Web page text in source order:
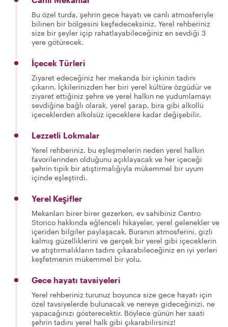
Bu özel turda, şehrin gece hayatı ve canlı atmosferiyle
bilinen bir bölgesini keşfedeceksiniz. Yerel rehberiniz
size bir şeyler içip rahatlayabileceğiniz en sevdiği 3
yere götürecek.
İçecek Türleri
Ziyaret edeceğiniz her mekanda bir içkinin tadını
çıkarın. İçkilerinizden her biri yerel kültüre özgüdür ve
ziyaret ettiğiniz şehre ve yerel halkın ne yudumlamayı
sevdiğine bağlı olarak, yerel şarap, bira gibi alkollü
içeceklerden alkolsüz içeceklere kadar değişebilir.
Lezzetli Lokmalar
Yerel rehberiniz, bu eşleşmelerin neden yerel halkın
favorilerinden olduğunu açıklayacak ve her içeceği
şehrin tipik bir atıştırmalığıyla mükemmel bir uyum
içinde eşleştirdi.
Yerel Keşifler
Mekanları birer birer gezerken, ev sahibiniz Centro
Storico hakkında eğlenceli hikayeler, yerel gelenekler ve
içeriden bilgiler paylaşacak. Buranın atmosferini, gizli
kalmış güzelliklerini ve gerçek bir yerel gibi içeceklerin
ve atıştırmalıkların tadını çıkarabileceğiniz en iyi yerleri
keşfetmenin mükemmel bir yolu.
Gece hayatı tavsiyeleri
Yerel rehberiniz turunuz boyunca size gece hayatı için
özel tavsiyelerde bulunacak ve nereye gideceğinizi, ne
yapacağınızı gösterecektir. Böylece günün her saati
şehrin tadını yerel halk gibi çıkarabilirsiniz!